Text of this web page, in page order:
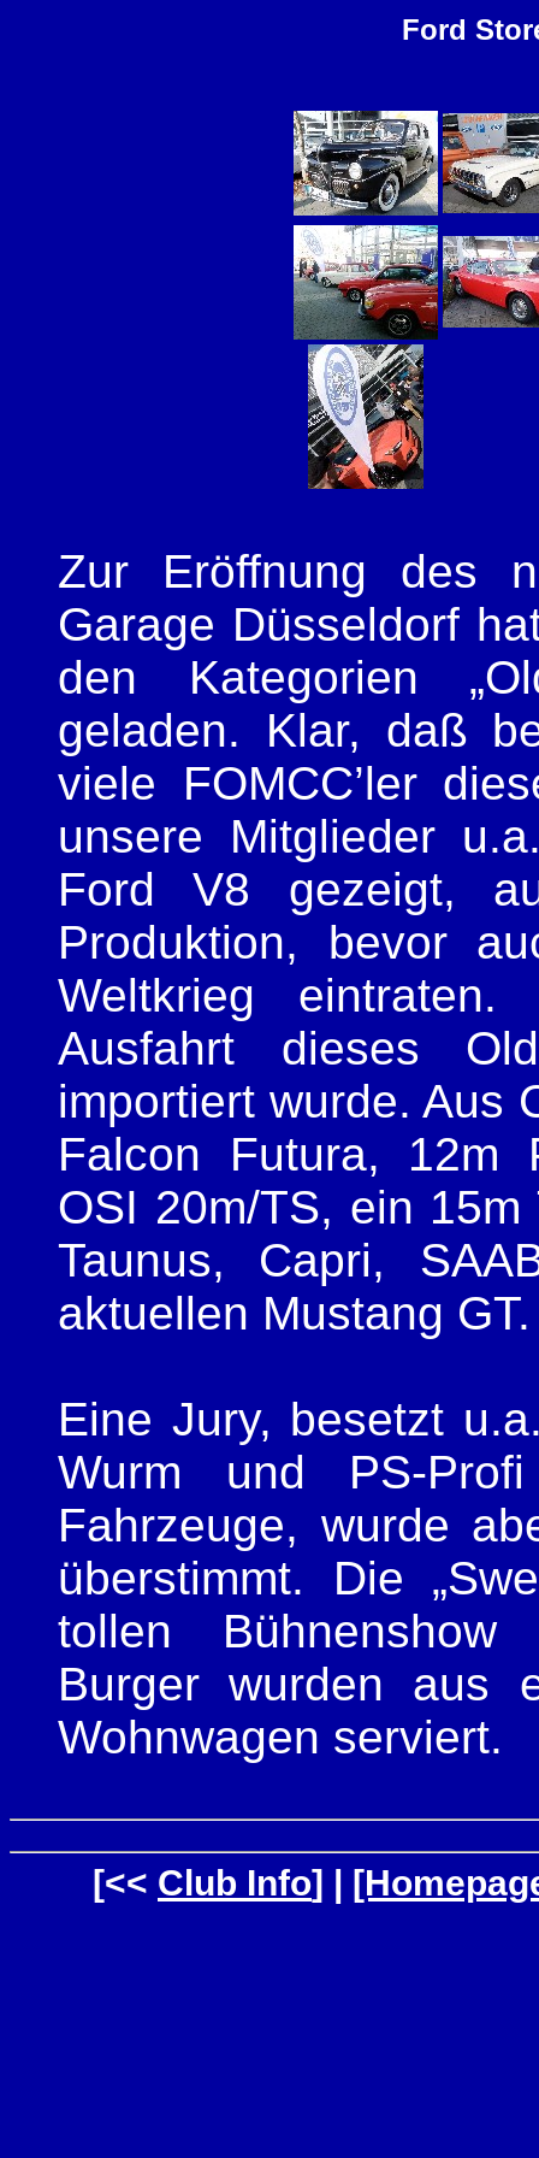
Ford
Zur Eröffnung des
Garage Düsseldorf
den Kategorien
geladen. Klar, daß
viele FOMCC’ler
unsere Mitglieder
Ford V8 gezeigt,
Produktion, bevor
Weltkrieg
Ausfahrt dieses
importiert wurde. Aus
Falcon Futura, 12m
OSI 20m/TS, ein
Taunus, Capri,
aktuellen Mustang GT.
Eine Jury, besetzt
Wurm und PS-
Fahrzeuge, wurde
überstimmt. Die
tollen
Burger wurden aus
Wohnwagen serviert.
[<< Club Info] |